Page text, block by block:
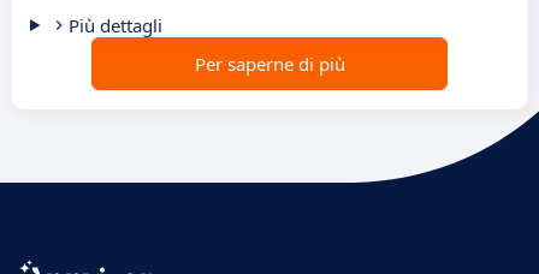
Più dettagli
Per saperne di più